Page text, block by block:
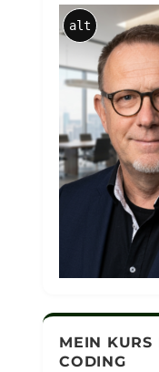
alt
MEIN
CODING